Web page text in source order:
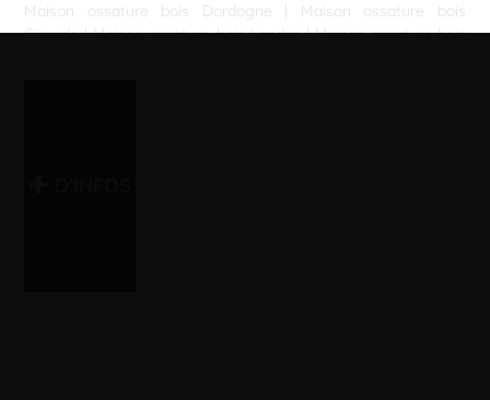
Maison ossature bois Dordogne
Maison ossature bois
Gironde|Maison ossature bois Landes|Maison ossature bois